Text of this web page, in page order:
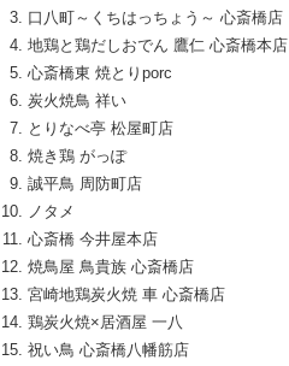
口八町～くちはっちょう～ 心斎橋店
地鶏と鶏だしおでん 鷹仁 心斎橋本店
心斎橋東 焼とりporc
炭火焼鳥 祥い
とりなべ亭 松屋町店
焼き鶏 がっぽ
誠平鳥 周防町店
ノタメ
心斎橋 今井屋本店
焼鳥屋 鳥貴族 心斎橋店
宮崎地鶏炭火焼 車 心斎橋店
鶏炭火焼×居酒屋 一八
祝い鳥 心斎橋八幡筋店